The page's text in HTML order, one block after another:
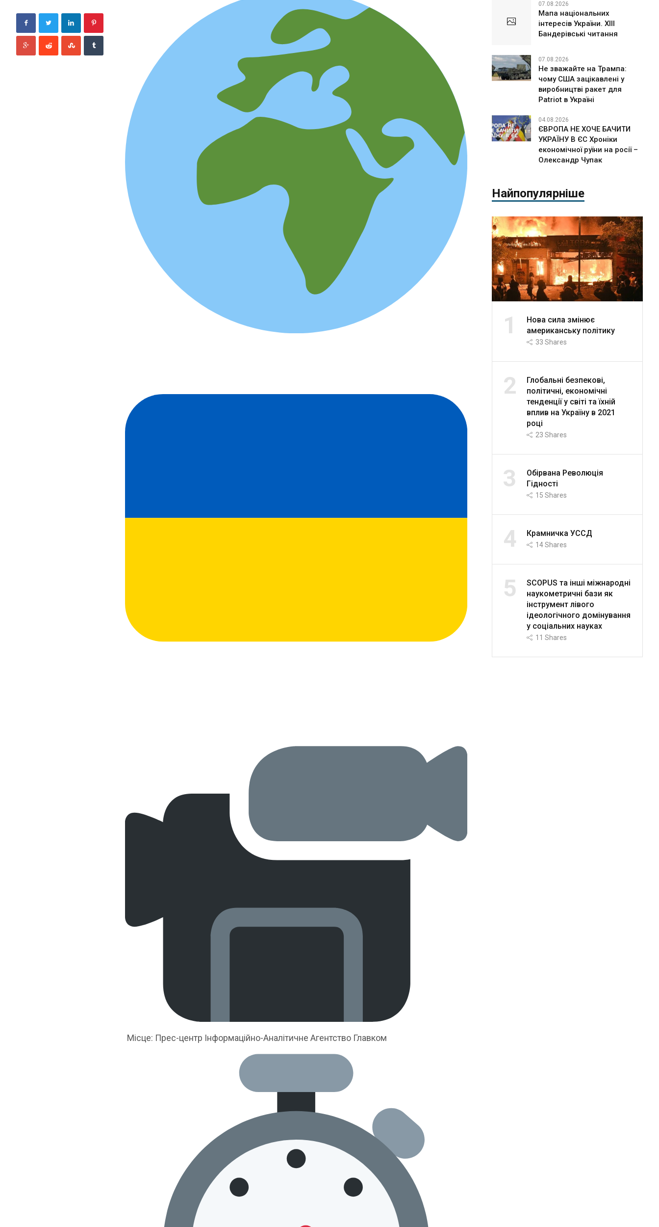
Місце: Прес-центр Інформаційно-Аналітичне Агентство Главком
07.08.2026
Мапа національних
інтересів України. ХІІІ
Бандерівські читання
07.08.2026
Не зважайте на Трампа:
чому США зацікавлені у
виробництві ракет для
Patriot в Україні
04.08.2026
ЄВРОПА НЕ ХОЧЕ БАЧИТИ
УКРАЇНУ В ЄС Хроніки
економічної руїни на росії –
Олександр Чупак
Найпопулярніше
1
Нова сила змінює
американську політику
33 Shares
2
Глобальні безпекові,
політичні, економічні
тенденції у світі та їхній
вплив на Україну в 2021
році
23 Shares
3
Обірвана Революція
Гідності
15 Shares
4 Крамничка УССД
14Shares
5
SCOPUS та інші міжнародні
наукометричні бази як
інструмент лівого
ідеологічного домінування
у соціальних науках
11 Shares